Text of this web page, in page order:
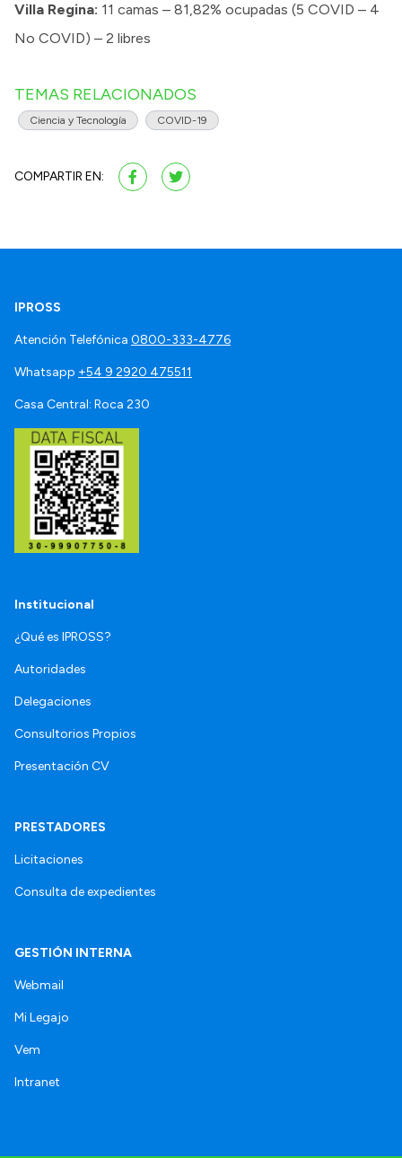
Villa Regina: 11 camas – 81,82% ocupadas (5 COVID – 4
No COVID) – 2 libres
TEMAS RELACIONADOS
Ciencia y Tecnología COVID-19
COMPARTIR EN:
IPROSS
Atención Telefónica 0800-333-4776
Whatsapp +54 9 2920 475511
Casa Central: Roca 230
Institucional
¿Qué es IPROSS?
Autoridades
Delegaciones
Consultorios Propios
Presentación CV
PRESTADORES
Licitaciones
Consulta de expedientes
GESTIÓN INTERNA
Webmail
Mi Legajo
Vem
Intranet